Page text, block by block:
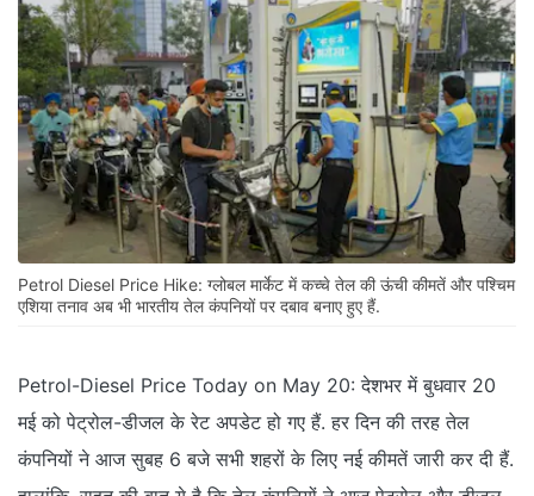
Petrol Diesel Price Hike: ग्लोबल मार्केट में कच्चे तेल की ऊंची कीमतें और पश्चिम
एशिया तनाव अब भी भारतीय तेल कंपनियों पर दबाव बनाए हुए हैं.
Petrol-Diesel Price Today on May 20: देशभर में बुधवार 20
मई को पेट्रोल-डीजल के रेट अपडेट हो गए हैं. हर दिन की तरह तेल
कंपनियों ने आज सुबह 6 बजे सभी शहरों के लिए नई कीमतें जारी कर दी हैं.